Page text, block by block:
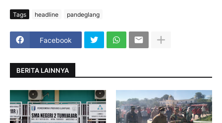
Tags headline pandeglang
Facebook
BERITA LAINNYA